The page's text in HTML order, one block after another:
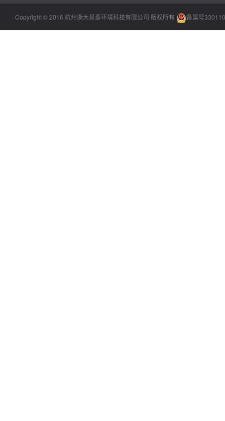
Copyright © 2016 杭州浙大易泰环境科技有限公司 版权所有 备案号